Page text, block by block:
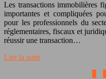
Les transactions immobilières
importantes et compliquées
pour les professionnels du
réglementaires, fiscaux et
réussir une transaction…
Lire la suite